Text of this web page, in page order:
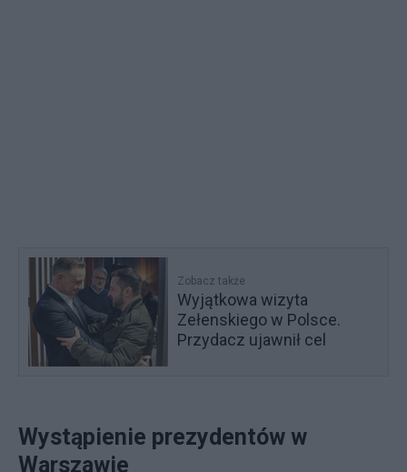
Zobacz także
Wyjątkowa wizyta
Zełenskiego w Polsce.
Przydacz ujawnił cel
Wystąpienie prezydentów w
Warszawie